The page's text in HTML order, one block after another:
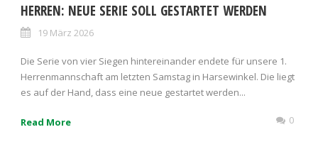
HERREN: NEUE SERIE SOLL GESTARTET WERDEN
19 März 2026
Die Serie von vier Siegen hintereinander endete für unsere 1.
Herrenmannschaft am letzten Samstag in Harsewinkel. Die liegt
es auf der Hand, dass eine neue gestartet werden...
Read More 0